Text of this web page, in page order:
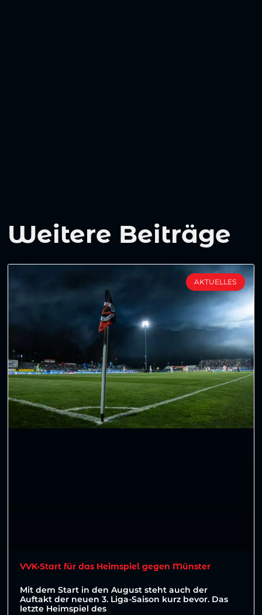
Weitere Beiträge
AKTUELLES
VVK-Start für das Heimspiel gegen Münster
Mit dem Start in den August steht auch der
Auftakt der neuen 3. Liga-Saison kurz bevor. Das
letzte Heimspiel des